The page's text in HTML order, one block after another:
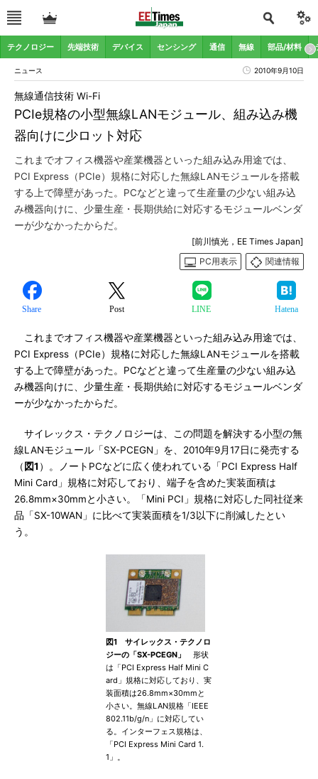
テクノロジー 先端技術 デバイス センシング 通信 無線 部品/材料
ニュース 2010年9月10日
PCIe規格の小型無線LANモジュール、組み込み機
器向けに少ロット対応
無線通信技術 Wi-Fi
これまでオフィス機器や産業機器といった組み込み用途では、
PCI Express（PCIe）規格に対応した無線LANモジュールを搭載
する上で障壁があった。PCなどと違って生産量の少ない組み込
み機器向けに、少量生産・長期供給に対応するモジュールベンダ
ーが少なかったからだ。
[前川慎光，EE Times Japan]
PC用表示
関連情報
Share Post LINE Hatena
これまでオフィス機器や産業機器といった組み込み用途では、
PCI Express（PCIe）規格に対応した無線LANモジュールを搭載
する上で障壁があった。PCなどと違って生産量の少ない組み込
み機器向けに、少量生産・長期供給に対応するモジュールベンダ
ーが少なかったからだ。
サイレックス・テクノロジーは、この問題を解決する小型の無
線LANモジュール「SX-PCEGN」を、2010年9月17日に発売する
（ 図1 ）。ノートPCなどに広く使われている「PCI Express Half
Mini Card」規格に対応しており、端子を含めた実装面積は
26.8mm×30mmと小さい。「Mini PCI」規格に対応した同社従来
品「SX-10WAN」に比べて実装面積を1/3以下に削減したとい
う。
図1 サイレックス・テクノロ
ジーの「SX-PCEGN」
形状
は「PCI Express Half Mini C
ard」規格に対応しており、実
装面積は26.8mm×30mmと
小さい。無線LAN規格「IEEE
802.11b/g/n」に対応してい
る。インターフェス規格は、
「PCI Express Mini Card 1.
1」。